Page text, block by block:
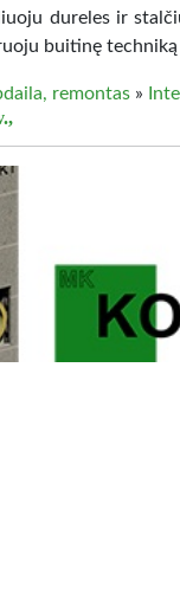
dureles ir
buitinę techniką
remontas »